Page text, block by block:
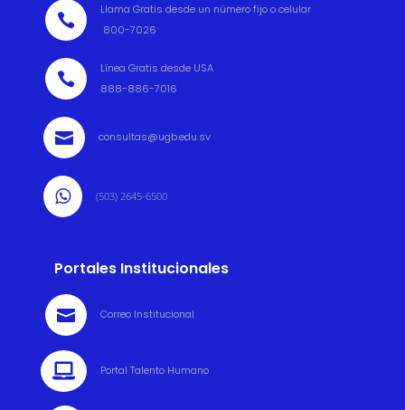

Llama Gratis desde un número fijo o celular
800-7026

Línea Gratis desde USA
888-886-7016
 consultas@ugb.edu.sv
 (503) 2645-6500
Portales Institucionales
 Correo Institucional
 Portal Talento Humano